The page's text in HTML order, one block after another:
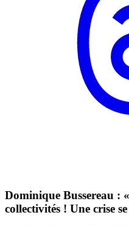
Dominique Bussereau :
collectivités ! Une crise